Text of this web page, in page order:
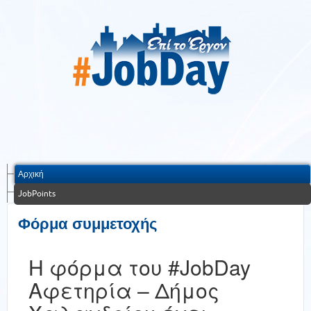
Αρχική
JobPoints
Φόρμα συμμετοχής